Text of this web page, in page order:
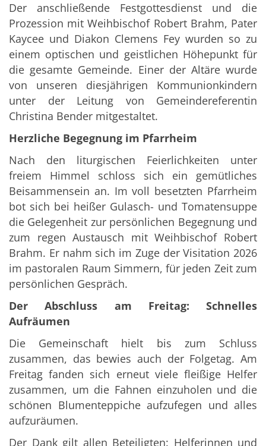
Der anschließende Festgottesdienst und die
Prozession mit Weihbischof Robert Brahm, Pater
Kaycee und Diakon Clemens Fey wurden so zu
einem optischen und geistlichen Höhepunkt für
die gesamte Gemeinde. Einer der Altäre wurde
von unseren diesjährigen Kommunionkindern
unter der Leitung von Gemeindereferentin
Christina Bender mitgestaltet.
Herzliche Begegnung im Pfarrheim
Nach den liturgischen Feierlichkeiten unter
freiem Himmel schloss sich ein gemütliches
Beisammensein an. Im voll besetzten Pfarrheim
bot sich bei heißer Gulasch- und Tomatensuppe
die Gelegenheit zur persönlichen Begegnung und
zum regen Austausch mit Weihbischof Robert
Brahm. Er nahm sich im Zuge der Visitation 2026
im pastoralen Raum Simmern, für jeden Zeit zum
persönlichen Gespräch.
Der Abschluss am Freitag: Schnelles
Aufräumen
Die Gemeinschaft hielt bis zum Schluss
zusammen, das bewies auch der Folgetag. Am
Freitag fanden sich erneut viele fleißige Helfer
zusammen, um die Fahnen einzuholen und die
schönen Blumenteppiche aufzufegen und alles
aufzuräumen.
Der Dank gilt allen Beteiligten: Helferinnen und